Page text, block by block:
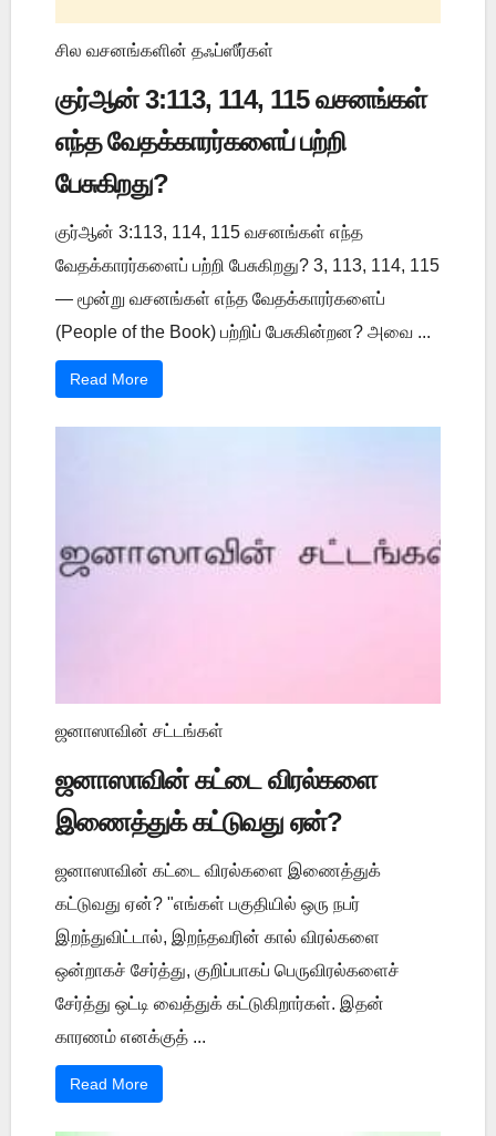
சில வசனங்களின் தஃப்ஸீர்கள்
குர்ஆன் 3:113, 114, 115 வசனங்கள்
எந்த வேதக்காரர்களைப் பற்றி
பேசுகிறது?
குர்ஆன் 3:113, 114, 115 வசனங்கள் எந்த
வேதக்காரர்களைப் பற்றி பேசுகிறது? 3, 113, 114, 115
— மூன்று வசனங்கள் எந்த வேதக்காரர்களைப்
(People of the Book) பற்றிப் பேசுகின்றன? அவை ...
Read More
ஜனாஸாவின் சட்டங்கள்
ஜனாஸாவின் கட்டை விரல்களை
இணைத்துக் கட்டுவது ஏன்?
ஜனாஸாவின் கட்டை விரல்களை இணைத்துக்
கட்டுவது ஏன்? "எங்கள் பகுதியில் ஒரு நபர்
இறந்துவிட்டால், இறந்தவரின் கால் விரல்களை
ஒன்றாகச் சேர்த்து, குறிப்பாகப் பெருவிரல்களைச்
சேர்த்து ஒட்டி வைத்துக் கட்டுகிறார்கள். இதன்
காரணம் எனக்குத் ...
Read More